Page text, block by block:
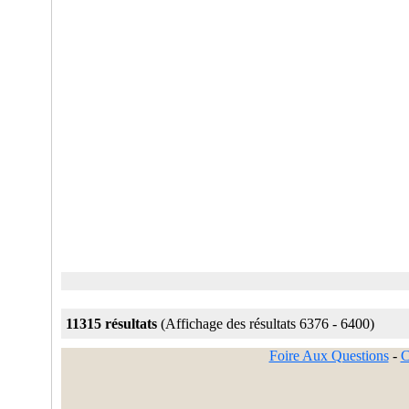
11315 résultats (Affichage des résultats 6376 - 6400)
Foire Aux Questions-